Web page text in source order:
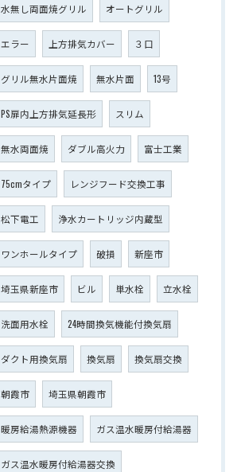
水無し両面焼グリル オートグリル
エラー 上方排気カバー ３口
グリル無水片面焼 無水片面 13号
PS扉内上方排気延長形 スリム
無水両面焼 ダブル高火力 富士工業
75cmタイプ レンジフード交換工事
松下電工 浄水カートリッジ内蔵型
ワンホールタイプ 破損 新座市
埼玉県新座市 ビル 単水栓 立水栓
洗面用水栓 24時間換気機能付換気扇
ダクト用換気扇 換気扇 換気扇交換
朝霞市 埼玉県朝霞市
暖房給湯熱源機器 ガス温水暖房付給湯器
ガス温水暖房付給湯器交換